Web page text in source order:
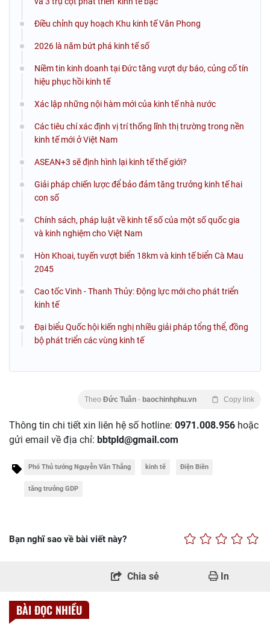
Điều chỉnh quy hoạch Khu kinh tế Vân Phong
2026 là năm bứt phá kinh tế số
Niềm tin kinh doanh tại Đức tăng vượt dự báo, củng cố tín
hiệu phục hồi kinh tế
Xác lập những nội hàm mới của kinh tế nhà nước
Các tiêu chí xác định vị trí thống lĩnh thị trường trong nền
kinh tế mới ở Việt Nam
ASEAN+3 sẽ định hình lại kinh tế thế giới?
Giải pháp chiến lược để bảo đảm tăng trưởng kinh tế hai
con số
Chính sách, pháp luật về kinh tế số của một số quốc gia
và kinh nghiệm cho Việt Nam
Hòn Khoai, tuyến vượt biển 18km và kinh tế biển Cà Mau
2045
Cao tốc Vinh - Thanh Thủy: Động lực mới cho phát triển
kinh tế
Đại biểu Quốc hội kiến nghị nhiều giải pháp tổng thể, đồng
bộ phát triển các vùng kinh tế
Theo Đức Tuân - baochinhphu.vn Copy link
Thông tin chi tiết xin liên hệ số hotline: 0971.008.956 hoặc
gửi email về địa chỉ: bbtpld@gmail.com
Phó Thủ tướng Nguyễn Văn Thắng kinh tế Điện Biên
tăng trưởng GDP
Bạn nghĩ sao về bài viết này?
Chia sẻ In
BÀI ĐỌC NHIỀU